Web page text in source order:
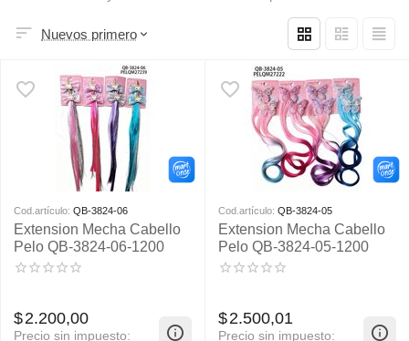
Nuevos primero
Cod.artículo: QB-3824-06
Extension Mecha Cabello
Pelo QB-3824-06-1200
$2.200,00
Precio sin impuesto:
Cod.artículo: QB-3824-05
Extension Mecha Cabello
Pelo QB-3824-05-1200
$2.500,01
Precio sin impuesto: